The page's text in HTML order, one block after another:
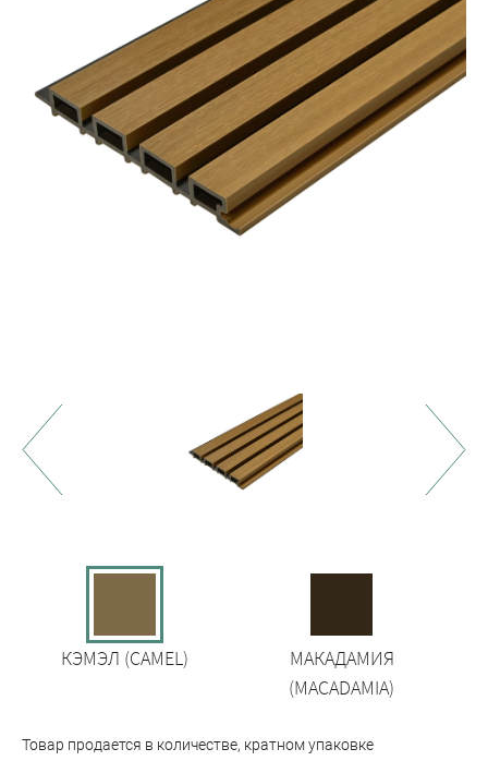
КЭМЭЛ (CAMEL)
МАКАДАМИЯ
(MACADAMIA)
Товар продается в количестве, кратном упаковке